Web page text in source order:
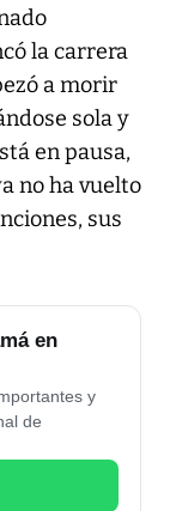
la carrera
a morir
sola y
en pausa,
no ha vuelto
sus
en
y
de